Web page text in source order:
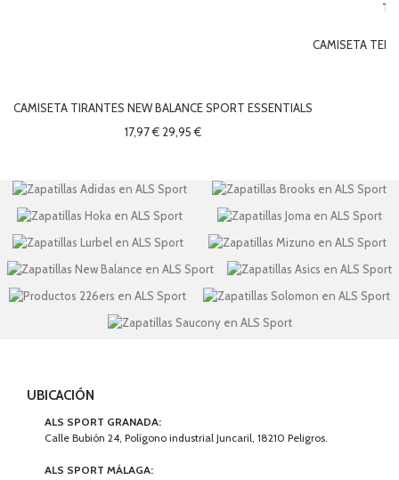
CAMISETA TIRANTES NEW BALANCE SPORT ESSENTIALS
17,97 € 29,95 €
CAMISETA
UBICACIÓN
ALS SPORT GRANADA:
Calle Bubión 24, Polígono industrial Juncaril, 18210 Peligros.
ALS SPORT MÁLAGA: